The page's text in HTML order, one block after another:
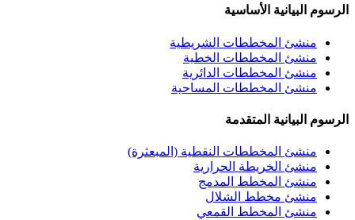
الرسوم البيانية الأساسية
منشئ المخططات الشريطية
منشئ المخططات الخطية
منشئ المخططات الدائرية
منشئ المخططات المساحية
الرسوم البيانية المتقدمة
منشئ المخططات النقطية (المبعثرة)
منشئ الخريطة الحرارية
منشئ المخطط المدمج
منشئ مخطط الشلال
منشئ المخطط القمعي